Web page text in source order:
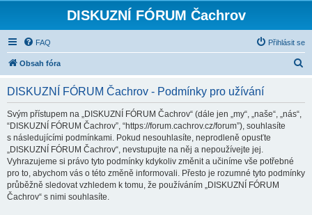
DISKUZNÍ FÓRUM Čachrov
FAQ Přihlásit se
Obsah fóra
DISKUZNÍ FÓRUM Čachrov - Podmínky pro užívání
Svým přístupem na „DISKUZNÍ FÓRUM Čachrov“ (dále jen „my“, „naše“, „nás“,
“DISKUZNÍ FÓRUM Čachrov”, “https://forum.cachrov.cz/forum”), souhlasíte
s následujícími podmínkami. Pokud nesouhlasíte, neprodleně opusťte
„DISKUZNÍ FÓRUM Čachrov“, nevstupujte na něj a nepoužívejte jej.
Vyhrazujeme si právo tyto podmínky kdykoliv změnit a učiníme vše potřebné
pro to, abychom vás o této změně informovali. Přesto je rozumné tyto podmínky
průběžně sledovat vzhledem k tomu, že používáním „DISKUZNÍ FÓRUM
Čachrov“ s nimi souhlasíte.